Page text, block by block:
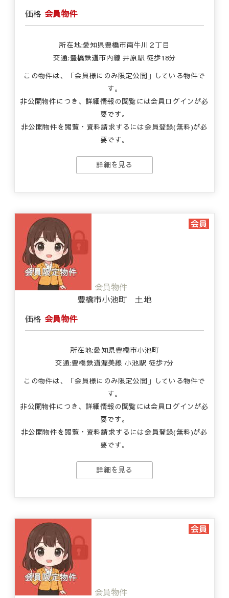
価格 会員物件
所在地:愛知県豊橋市南牛川２丁目
交通:豊橋鉄道市内線 井原駅 徒歩18分
この物件は、「会員様にのみ限定公開」している物件で
す。
非公開物件につき、詳細情報の閲覧には会員ログインが必
要です。
非公開物件を閲覧・資料請求するには会員登録(無料)が必
要です。
詳細を見る
会員物件
豊橋市小池町 土地
価格 会員物件
所在地:愛知県豊橋市小池町
交通:豊橋鉄道渥美線 小池駅 徒歩7分
この物件は、「会員様にのみ限定公開」している物件で
す。
非公開物件につき、詳細情報の閲覧には会員ログインが必
要です。
非公開物件を閲覧・資料請求するには会員登録(無料)が必
要です。
詳細を見る
会員物件